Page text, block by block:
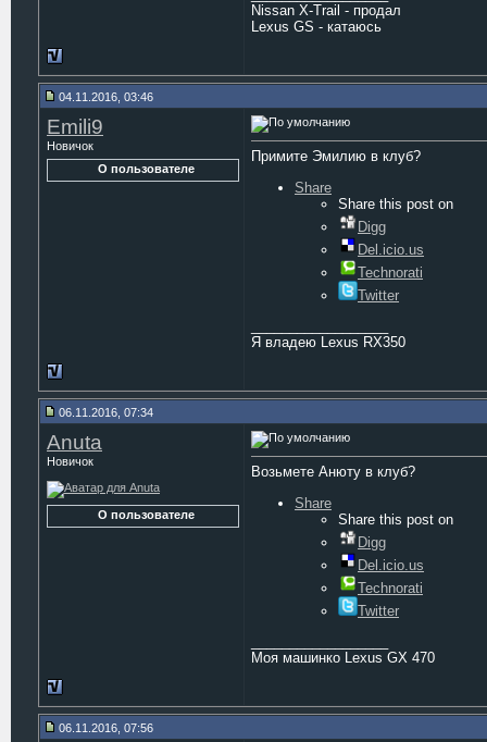
Nissan X-Trail - продал
Lexus GS - катаюсь
04.11.2016, 03:46
Emili9
Новичок
О пользователе
Примите Эмилию в клуб?
Share
Share this post on
Digg
Del.icio.us
Technorati
Twitter
Я владею Lexus RX350
06.11.2016, 07:34
Anuta
Новичок
О пользователе
Возьмете Анюту в клуб?
Share
Share this post on
Digg
Del.icio.us
Technorati
Twitter
Моя машинко Lexus GX 470
06.11.2016, 07:56